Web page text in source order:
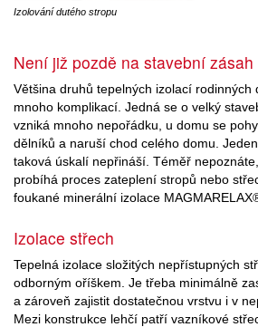
Izolování dutého stropu
Není již pozdě na stavební zásah
Většina druhů tepelných izolací rodinných
mnoho komplikací. Jedná se o velký
vzniká mnoho nepořádku, u domu se
dělníků a naruší chod celého domu.
taková úskalí nepřináší. Téměř
probíhá proces zateplení stropů nebo
foukané minerální izolace
Izolace střech
Tepelná izolace složitých nepřístupných
odborným oříškem. Je třeba minimálně
a zároveň zajistit dostatečnou vrstvu i v
Mezi konstrukce lehčí patří vazníkové